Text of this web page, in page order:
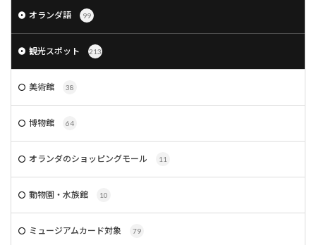
オランダ語 99
観光スポット 213
美術館 38
博物館 64
オランダのショッピングモール 11
動物園・水族館 10
ミュージアムカード対象 79